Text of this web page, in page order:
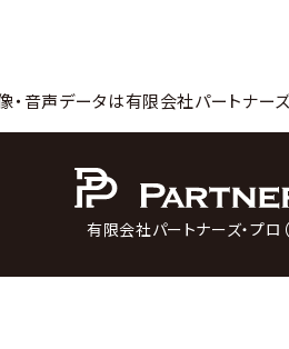
・音声データは有限会社パートナー
有限会社パートナーズ・プ